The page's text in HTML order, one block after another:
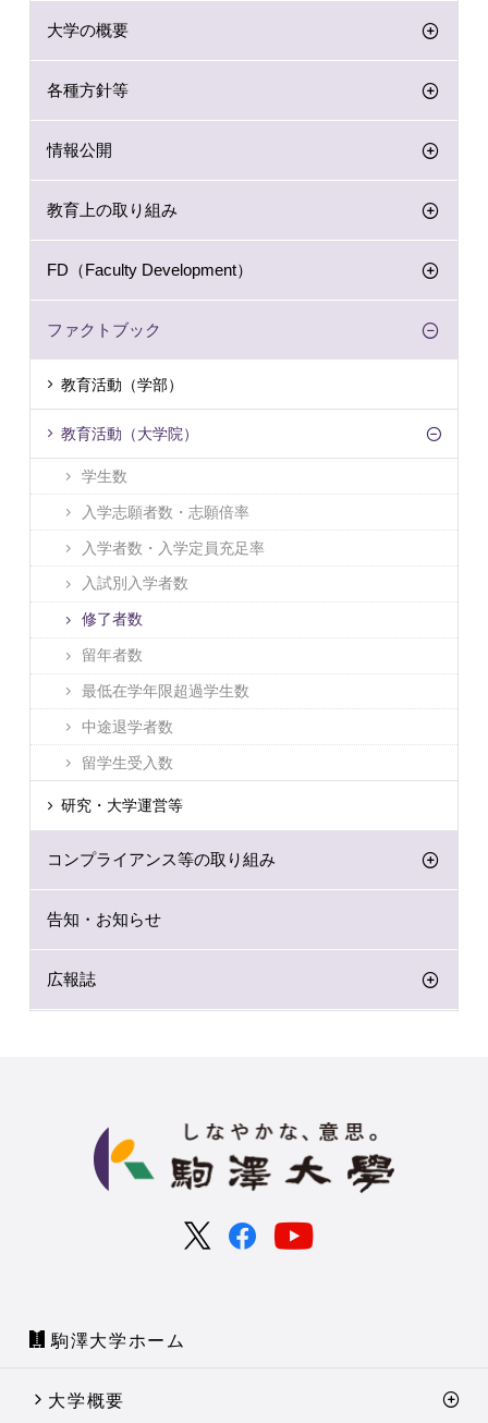
大学の概要
各種方針等
情報公開
教育上の取り組み
FD（Faculty Development）
ファクトブック
教育活動（学部）
教育活動（大学院）
学生数
入学志願者数・志願倍率
入学者数・入学定員充足率
入試別入学者数
修了者数
留年者数
最低在学年限超過学生数
中途退学者数
留学生受入数
研究・大学運営等
コンプライアンス等の取り組み
告知・お知らせ
広報誌
駒澤大学ホーム
大学概要